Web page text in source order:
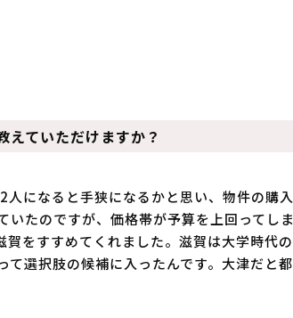
ていただけますか？
になると手狭になるかと思い、物件の購入
たのですが、価格帯が予算を上回ってしま
をすすめてくれました。滋賀は大学時代の
選択肢の候補に入ったんです。大津だと都